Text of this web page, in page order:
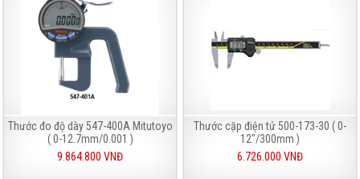
Thước đo độ dày 547-400A Mitutoyo
( 0-12.7mm/0.001 )
9.864.800 VNĐ
Thước cặp điện tử 500-173-30 ( 0-
12"/300mm )
6.726.000 VNĐ